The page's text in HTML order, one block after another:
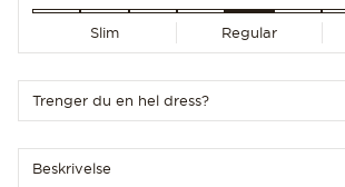
OPPDAG DE SISTE NYHETENE
Slim Regular
Trenger du en hel dress?
Beskrivelse